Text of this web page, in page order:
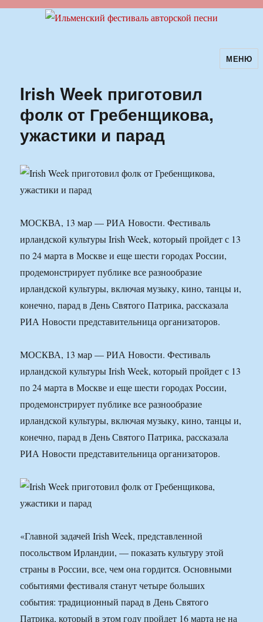
Ильменский фестиваль авторской
песни
МЕНЮ
Irish Week приготовил
фолк от Гребенщикова,
ужастики и парад
МОСКВА, 13 мар — РИА Новости. Фестиваль
ирландской культуры Irish Week, который пройдет с 13
по 24 марта в Москве и еще шести городах России,
продемонстрирует публике все разнообразие
ирландской культуры, включая музыку, кино, танцы и,
конечно, парад в День Святого Патрика, рассказала
РИА Новости представительница организаторов.
МОСКВА, 13 мар — РИА Новости. Фестиваль
ирландской культуры Irish Week, который пройдет с 13
по 24 марта в Москве и еще шести городах России,
продемонстрирует публике все разнообразие
ирландской культуры, включая музыку, кино, танцы и,
конечно, парад в День Святого Патрика, рассказала
РИА Новости представительница организаторов.
«Главной задачей Irish Week, представленной
посольством Ирландии, — показать культуру этой
страны в России, все, чем она гордится. Основными
событиями фестиваля станут четыре больших
события: традиционный парад в День Святого
Патрика, который в этом году пройдет 16 марта не на